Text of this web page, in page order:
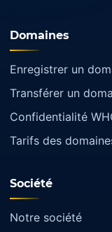
Domaines
Enregistrer un
Transférer un
Confidentialité
Tarifs des
Société
Notre société